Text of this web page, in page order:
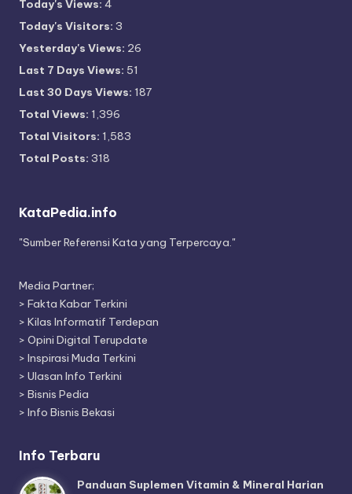
Today's Views: 4
Today's Visitors: 3
Yesterday's Views: 26
Last 7 Days Views: 51
Last 30 Days Views: 187
Total Views: 1,396
Total Visitors: 1,583
Total Posts: 318
KataPedia.info
"Sumber Referensi Kata yang Terpercaya."
Media Partner;
> Fakta Kabar Terkini
> Kilas Informatif Terdepan
> Opini Digital Terupdate
> Inspirasi Muda Terkini
> Ulasan Info Terkini
> Bisnis Pedia
> Info Bisnis Bekasi
Info Terbaru
Panduan Suplemen Vitamin & Mineral Harian